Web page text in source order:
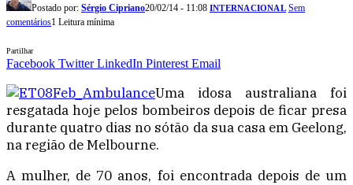
Postado por: Sérgio Cipriano20/02/14 - 11:08 INTERNACIONAL Sem
comentários1 Leitura mínima
Partilhar
Facebook Twitter LinkedIn Pinterest Email
Uma idosa australiana foi
resgatada hoje pelos bombeiros depois de ficar presa
durante quatro dias no sótão da sua casa em Geelong,
na região de Melbourne.
A mulher, de 70 anos, foi encontrada depois de um